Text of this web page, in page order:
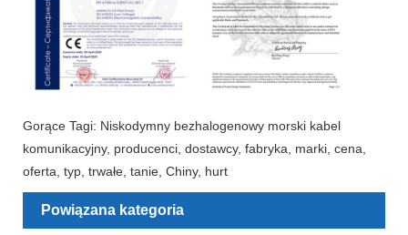
Gorące Tagi: Niskodymny bezhalogenowy morski kabel
komunikacyjny, producenci, dostawcy, fabryka, marki, cena,
oferta, typ, trwałe, tanie, Chiny, hurt
Powiązana kategoria